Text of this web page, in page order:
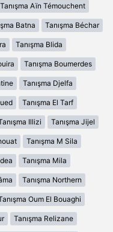
Tanışma Aïn Témouchent
Batna Tanışma Béchar
Tanışma Blida
Tanışma Boumerdes
Tanışma Djelfa
Tanışma El Tarf
Illizi Tanışma Jijel
Tanışma M Sila
Tanışma Mila
Tanışma Northern
Oum El Bouaghi
Tanışma Relizane